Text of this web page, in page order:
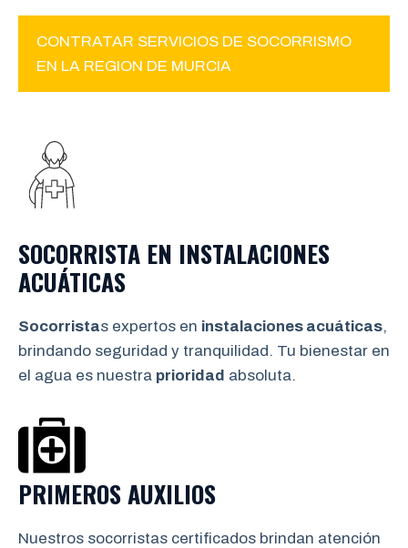
CONTRATAR SERVICIOS DE SOCORRISMO
EN LA REGION DE MURCIA
SOCORRISTA EN INSTALACIONES
ACUÁTICAS
Socorristas expertos en instalaciones acuáticas,
brindando seguridad y tranquilidad. Tu bienestar en
el agua es nuestra prioridad absoluta.
PRIMEROS AUXILIOS
Nuestros socorristas certificados brindan atención